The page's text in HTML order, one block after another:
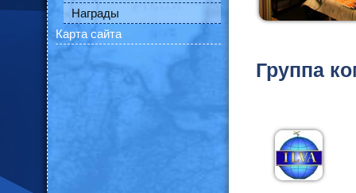
Награды
Карта сайта
Группа